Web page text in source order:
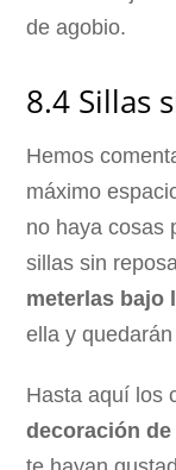
de agobio.
8.4 Sillas
Hemos
máximo
no haya cosas
sillas sin
meterlas bajo
ella y
Hasta aquí los
decoración